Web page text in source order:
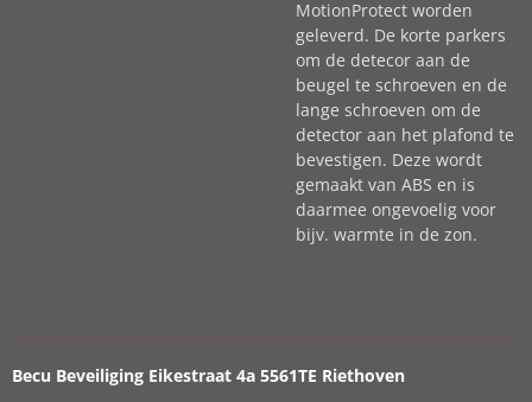
MotionProtect worden
geleverd. De korte parkers
om de detecor aan de
beugel te schroeven en de
lange schroeven om de
detector aan het plafond te
bevestigen. Deze wordt
gemaakt van ABS en is
daarmee ongevoelig voor
bijv. warmte in de zon.
Becu Beveiliging Eikestraat 4a 5561TE Riethoven